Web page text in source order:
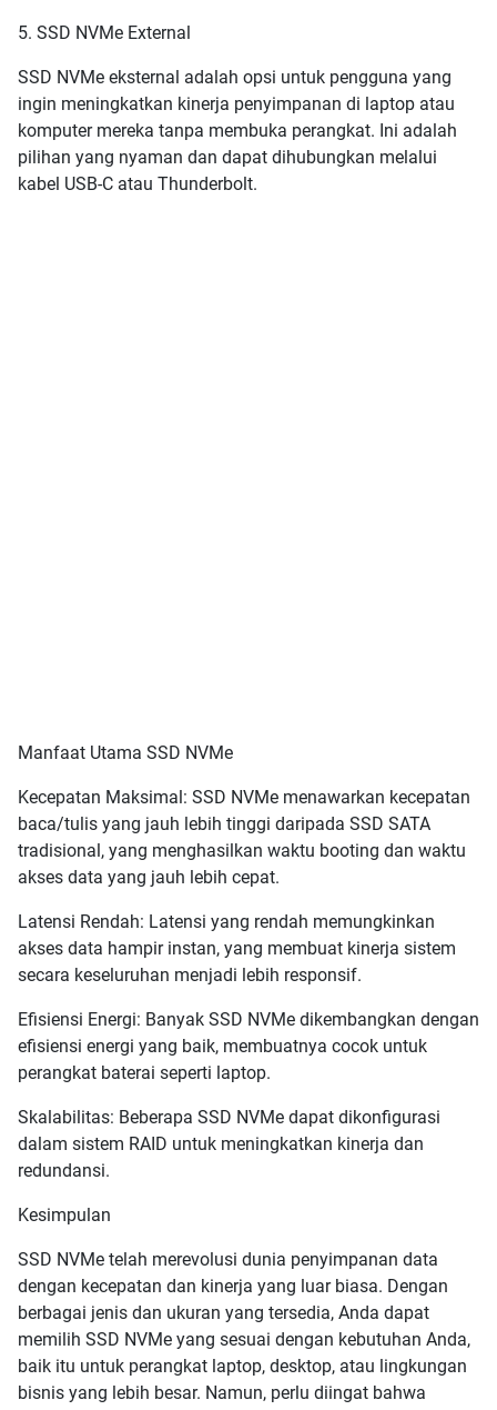
5. SSD NVMe External
SSD NVMe eksternal adalah opsi untuk pengguna yang
ingin meningkatkan kinerja penyimpanan di laptop atau
komputer mereka tanpa membuka perangkat. Ini adalah
pilihan yang nyaman dan dapat dihubungkan melalui
kabel USB-C atau Thunderbolt.
Manfaat Utama SSD NVMe
Kecepatan Maksimal: SSD NVMe menawarkan kecepatan
baca/tulis yang jauh lebih tinggi daripada SSD SATA
tradisional, yang menghasilkan waktu booting dan waktu
akses data yang jauh lebih cepat.
Latensi Rendah: Latensi yang rendah memungkinkan
akses data hampir instan, yang membuat kinerja sistem
secara keseluruhan menjadi lebih responsif.
Efisiensi Energi: Banyak SSD NVMe dikembangkan dengan
efisiensi energi yang baik, membuatnya cocok untuk
perangkat baterai seperti laptop.
Skalabilitas: Beberapa SSD NVMe dapat dikonfigurasi
dalam sistem RAID untuk meningkatkan kinerja dan
redundansi.
Kesimpulan
SSD NVMe telah merevolusi dunia penyimpanan data
dengan kecepatan dan kinerja yang luar biasa. Dengan
berbagai jenis dan ukuran yang tersedia, Anda dapat
memilih SSD NVMe yang sesuai dengan kebutuhan Anda,
baik itu untuk perangkat laptop, desktop, atau lingkungan
bisnis yang lebih besar. Namun, perlu diingat bahwa